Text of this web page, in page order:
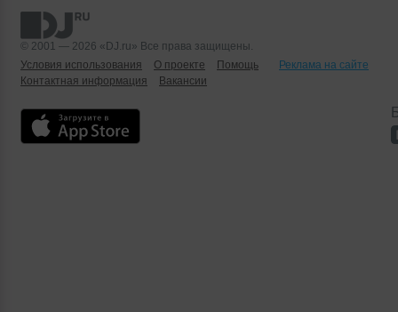
© 2001 — 2026 «DJ.ru» Все права защищены.
Условия использования
О проекте Помощь
Реклама на сайте
Контактная информация
Вакансии